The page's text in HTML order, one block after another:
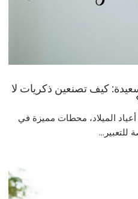
كيف تصنعين ذكريات لا
الميلاد، محطات مميزة في